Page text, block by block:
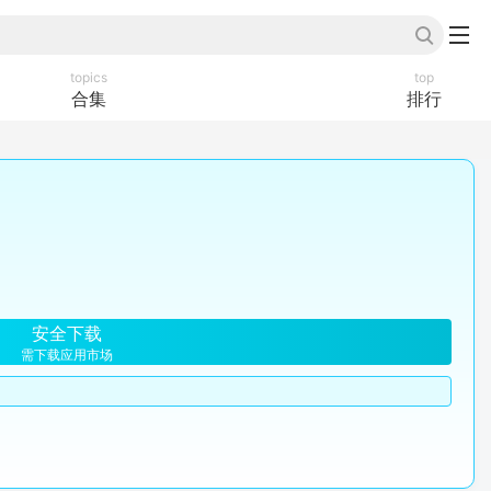
topics
合集
top
排行
安全下载
需下载应用市场